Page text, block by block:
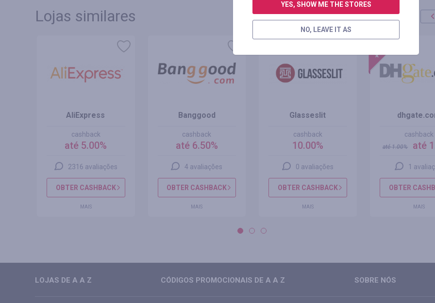
Lojas similares
AliExpress
cashback
até 5.00%
2316 avaliações
OBTER CASHBACK
MAIS
Banggood
cashback
até 6.50%
4 avaliações
OBTER CASHBACK
MAIS
Glasseslit
cashback
10.00%
0 avaliações
OBTER CASHBACK
MAIS
oferta
+100%
cashback
até1.00% até
1
OBTER
MAIS
LOJAS DE A A Z CÓDIGOS PROMOCIONAIS DE A A Z SOBRE NÓS
YES, SHOW ME THE STORES
NO, LEAVE IT AS